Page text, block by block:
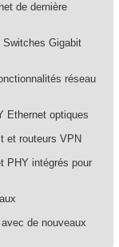
de dernière
Switches Gigabit
réseau
Ethernet optiques
et routeurs VPN
PHY intégrés pour
de nouveaux